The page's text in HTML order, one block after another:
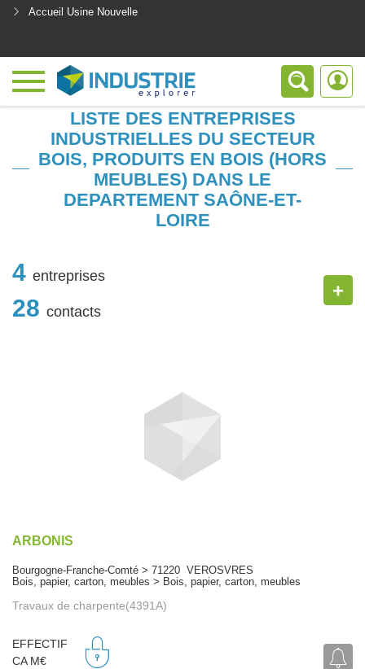
Accueil Usine Nouvelle
LISTE DES ENTREPRISES
INDUSTRIELLES DU SECTEUR
BOIS, PRODUITS EN BOIS (HORS
MEUBLES) DANS LE
DEPARTEMENT SAÔNE-ET-
LOIRE
4 entreprises
28 contacts
+
ARBONIS
Bourgogne-Franche-Comté > 71220 VEROSVRES
Bois, papier, carton, meubles > Bois, papier, carton, meubles
Travaux de charpente(4391A)
EFFECTIF
CA M€